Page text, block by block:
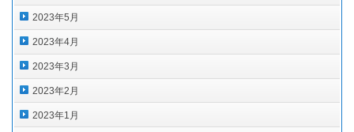
2023年5月
2023年4月
2023年3月
2023年2月
2023年1月